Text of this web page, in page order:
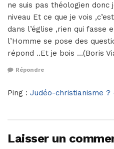
ne suis pas théologien donc
niveau Et ce que je vois
dans l’église ,rien qui fasse
l’Homme se pose des
répond ..Et je bois …(Boris
Répondre
Ping : Judéo-christianisme ?
Laisser un